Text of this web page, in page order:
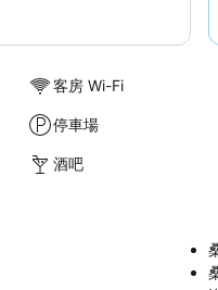
客房 Wi-Fi
停車場
酒吧